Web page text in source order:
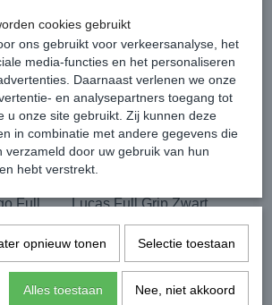
Full
Lucas Full Grip Zwart
€ 89,95 € 34,95
In winkelwagen
cookies gebruikt
ons gebruikt voor verkeersanalyse, het
media-functies en het personaliseren
Daarnaast verlenen we onze
en analysepartners toegang tot
u onze site gebruikt. Zij kunnen deze
in combinatie met andere gegevens die
verzameld door uw gebruik van hun
hebt verstrekt.
opnieuw tonen Selectie toestaan
Alles toestaan Nee, niet akkoord